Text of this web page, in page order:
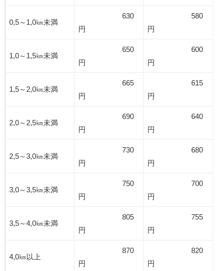
0,5～1,0㎞未満
630
円
580
円
1,0～1,5㎞未満
650
円
600
円
1,5～2,0㎞未満
665
円
615
円
2,0～2,5㎞未満
690
円
640
円
2,5～3,0㎞未満
730
円
680
円
3,0～3,5㎞未満
750
円
700
円
3,5～4,0㎞未満
805
円
755
円
4,0㎞以上
870
円
820
円